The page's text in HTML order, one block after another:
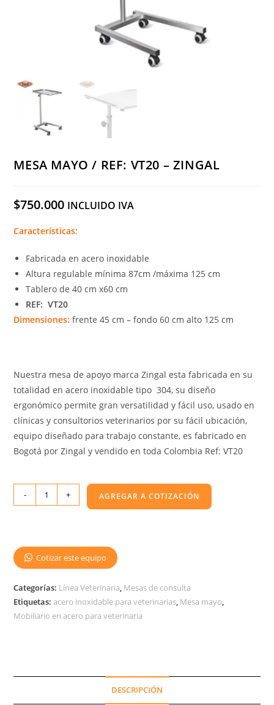
MESA MAYO / REF: VT20 – ZINGAL
$750.000 INCLUIDO IVA
Características:
Fabricada en acero inoxidable
Altura regulable mínima 87cm /máxima 125 cm
Tablero de 40 cm x60 cm
REF: VT20
Dimensiones: frente 45 cm – fondo 60 cm alto 125 cm
Nuestra mesa de apoyo marca Zingal esta fabricada en su
totalidad en acero inoxidable tipo 304, su diseño
ergonómico permite gran versatilidad y fácil uso, usado en
clínicas y consultorios veterinarios por su fácil ubicación,
equipo diseñado para trabajo constante, es fabricado en
Bogotá por Zingal y vendido en toda Colombia Ref: VT20
- + AGREGAR A COTIZACIÓN
Cotizar este equipo
Categorías: Línea Veterinaria, Mesas de consulta
Etiquetas:acero inoxidable para veterinarias, Mesa mayo,
Mobiliario en acero para veterinaria
DESCRIPCIÓN